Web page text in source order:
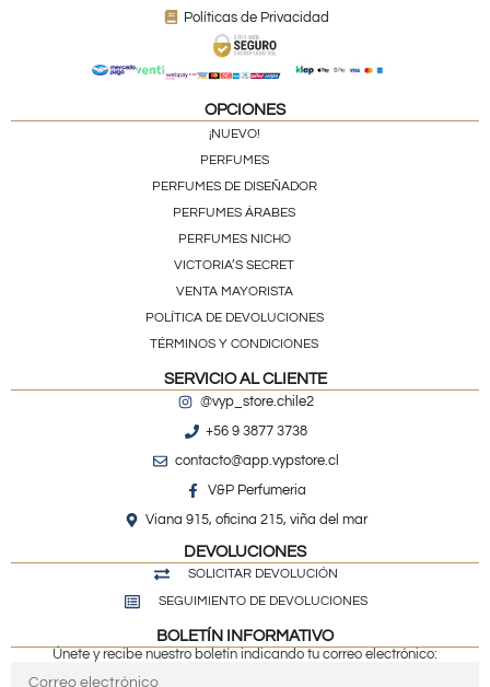
Políticas de Privacidad
OPCIONES
¡NUEVO!
PERFUMES
PERFUMES DE DISEÑADOR
PERFUMES ÁRABES
PERFUMES NICHO
VICTORIA’S SECRET
VENTA MAYORISTA
POLÍTICA DE DEVOLUCIONES
TÉRMINOS Y CONDICIONES
SERVICIO AL CLIENTE
@vyp_store.chile2
+56 9 3877 3738
contacto@app.vypstore.cl
V&P Perfumeria
Viana 915, oficina 215, viña del mar
DEVOLUCIONES
SOLICITAR DEVOLUCIÓN
SEGUIMIENTO DE DEVOLUCIONES
BOLETÍN INFORMATIVO
Únete y recibe nuestro boletín indicando tu correo electrónico: